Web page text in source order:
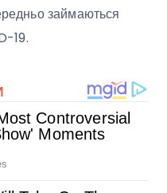
займаються
19.